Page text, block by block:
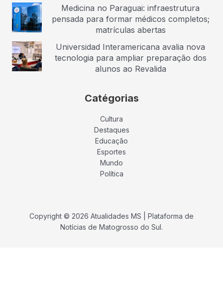
Medicina no Paraguai: infraestrutura
pensada para formar médicos completos;
matrículas abertas
Universidad Interamericana avalia nova
tecnologia para ampliar preparação dos
alunos ao Revalida
Catégorias
Cultura
Destaques
Educação
Esportes
Mundo
Política
Copyright © 2026 Atualidades MS | Plataforma de
Notícias de Matogrosso do Sul.